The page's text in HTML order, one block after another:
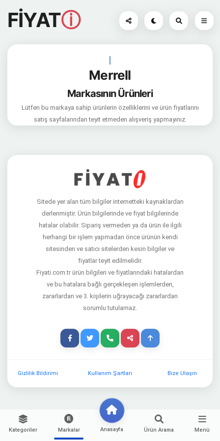
Kategoriler Markalar Anasayfa Ürün Arama Menü
FİYATⓘ
|
Merrell
Markasının Ürünleri
Lütfen bu markaya sahip ürünlerin özelliklerini ve ürün fiyatlarını
satış sayfalarından teyit etmeden alışveriş yapmayınız.
Sitede yer alan tüm bilgiler internetteki kaynaklardan
derlenmiştir. Ürün bilgilerinde ve fiyat bilgilerinde
hatalar olabilir. Sipariş vermeden ya da ürün ile ilgili
herhangi bir işlem yapmadan önce ürünün kendi
sitesinden ve satıcı sitelerden kesin bilgiler ve
fiyatlar teyit edilmelidir.
Fiyati.com.tr ürün bilgileri ve fiyatlarındaki hatalardan
ve bu hatalara bağlı gerçekleşen işlemlerden,
zararlardan ve 3. kişilerin uğrayacağı zararlardan
sorumlu tutulamaz.
Gizlilik Bildirimi Kullanım Şartları Bize Ulaşın